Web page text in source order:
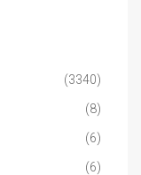
(3340)
(8)
(6)
(6)